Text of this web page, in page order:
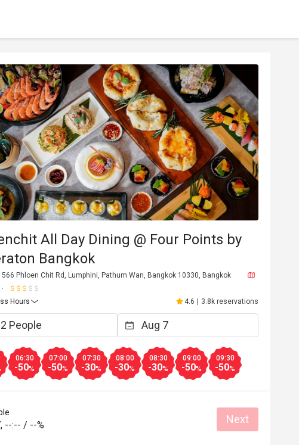
2026
ริการดีครับ อาหาร
เรากับอร่อยเค้าก็ว่ากัน
Jul 21, 2026
มีความหลากหลายของอาหารหลายอย่า
All Day Dining @ Four Points by
Bangkok
566 Phloen Chit Rd, Lumphini, Pathum Wan, Bangkok 10330, Bangkok
Hours
4.6 3.8k reservations
06:30
-50%
07:00
-50%
07:30
-30%
08:00
-30%
08:30
-30%
09:00
-50%
09:30
-50%
, --:-- / --% Next